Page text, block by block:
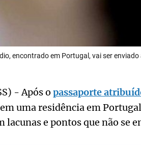
encontrado em Portugal, vai ser enviado
- Após o passaporte
uma residência em
lacunas e pontos que não se